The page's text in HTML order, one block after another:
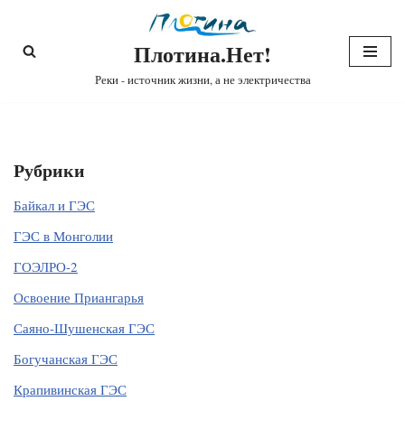
Перейти
Плотина.Нет!
Реки - источник жизни, а не электричества
Рубрики
Байкал и ГЭС
ГЭС в Монголии
ГОЭЛРО-2
Освоение Приангарья
Саяно-Шушенская ГЭС
Богучанская ГЭС
Крапивинская ГЭС